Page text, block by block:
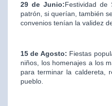
29 de Junio:Festividad de
patrón, si querían, también
convenios tenían la validez
15 de Agosto: Fiestas
niños, los homenajes a los
para terminar la caldereta,
pueblo.